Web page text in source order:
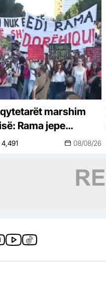
marshim
Rama jepe
4,491 08/08/26